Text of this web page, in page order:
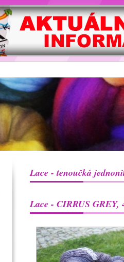
Lace - tenoučká
Lace - CIRRUS GREY,